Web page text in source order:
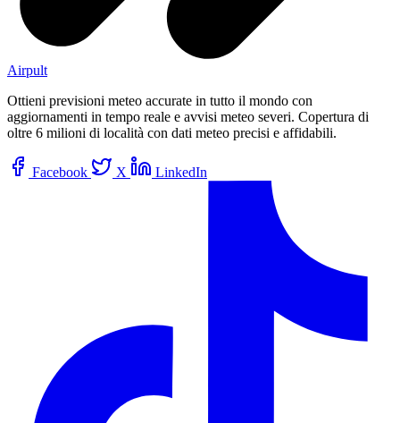
Airpult
Ottieni previsioni meteo accurate in tutto il mondo con
aggiornamenti in tempo reale e avvisi meteo severi. Copertura di
oltre 6 milioni di località con dati meteo precisi e affidabili.
Facebook X LinkedIn